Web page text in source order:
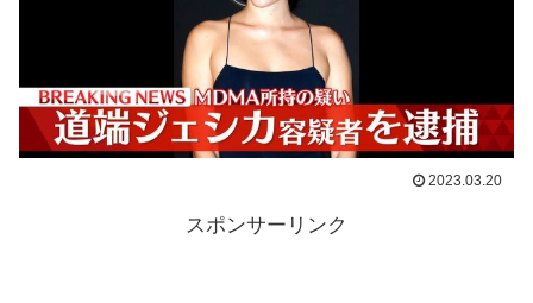
2023.03.20
スポンサーリンク